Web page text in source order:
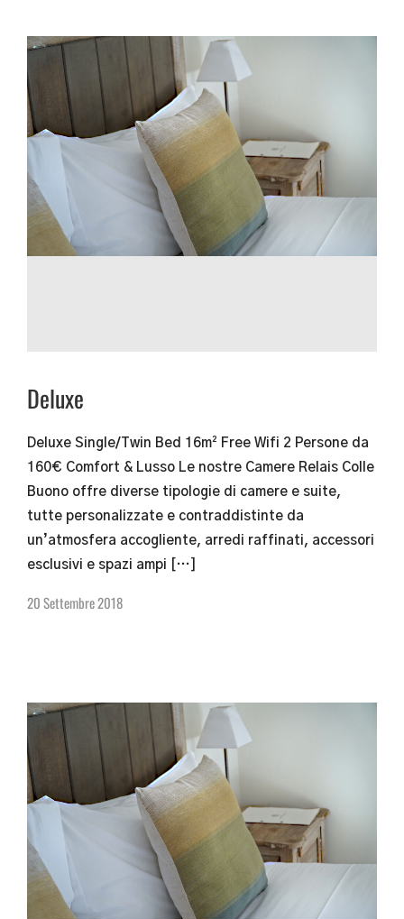
Deluxe
Deluxe Single/Twin Bed 16m² Free Wifi 2 Persone da
160€ Comfort & Lusso Le nostre Camere Relais Colle
Buono offre diverse tipologie di camere e suite,
tutte personalizzate e contraddistinte da
un’atmosfera accogliente, arredi raffinati, accessori
esclusivi e spazi ampi […]
20 Settembre 2018